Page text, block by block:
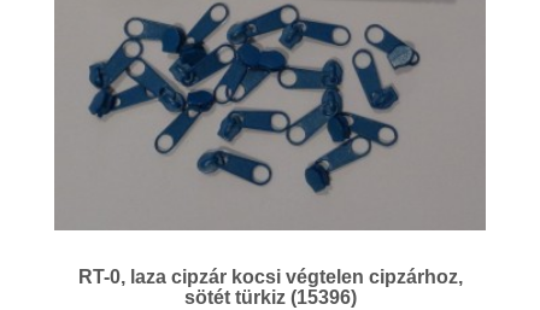
RT-0, laza cipzár kocsi végtelen cipzárhoz,
sötét türkiz (15396)